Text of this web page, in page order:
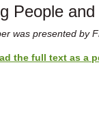
People
was presented by
the full text as a